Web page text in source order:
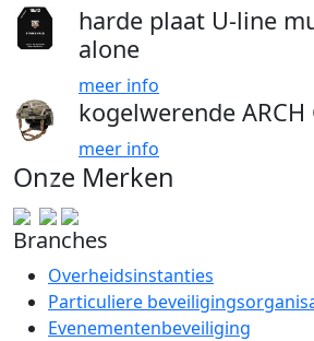
harde plaat U-line
alone
meer info
kogelwerende ARCH
meer info
Onze Merken
Branches
Overheidsinstanties
Particuliere
Evenementenbeveiliging